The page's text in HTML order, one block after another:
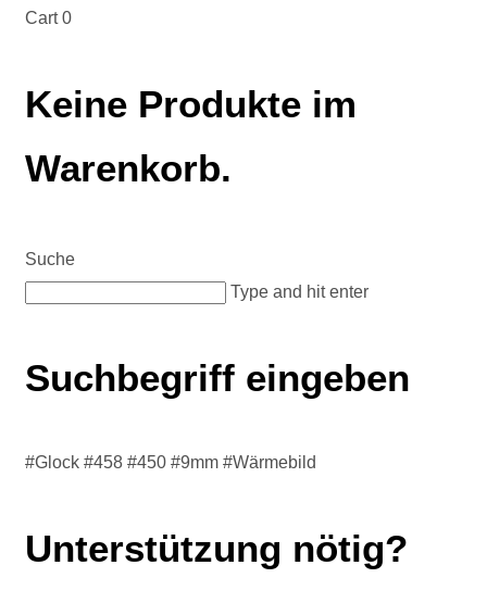
Cart0
Keine Produkte im
Warenkorb.
Suche
Type and hit enter
Suchbegriff eingeben
#Glock #458 #450 #9mm #Wärmebild
Unterstützung nötig?